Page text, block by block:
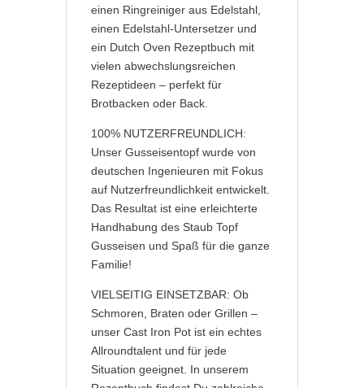
einen Ringreiniger aus Edelstahl,
einen Edelstahl-Untersetzer und
ein Dutch Oven Rezeptbuch mit
vielen abwechslungsreichen
Rezeptideen – perfekt für
Brotbacken oder Back.
100% NUTZERFREUNDLICH:
Unser Gusseisentopf wurde von
deutschen Ingenieuren mit Fokus
auf Nutzerfreundlichkeit entwickelt.
Das Resultat ist eine erleichterte
Handhabung des Staub Topf
Gusseisen und Spaß für die ganze
Familie!
VIELSEITIG EINSETZBAR: Ob
Schmoren, Braten oder Grillen –
unser Cast Iron Pot ist ein echtes
Allroundtalent und für jede
Situation geeignet. In unserem